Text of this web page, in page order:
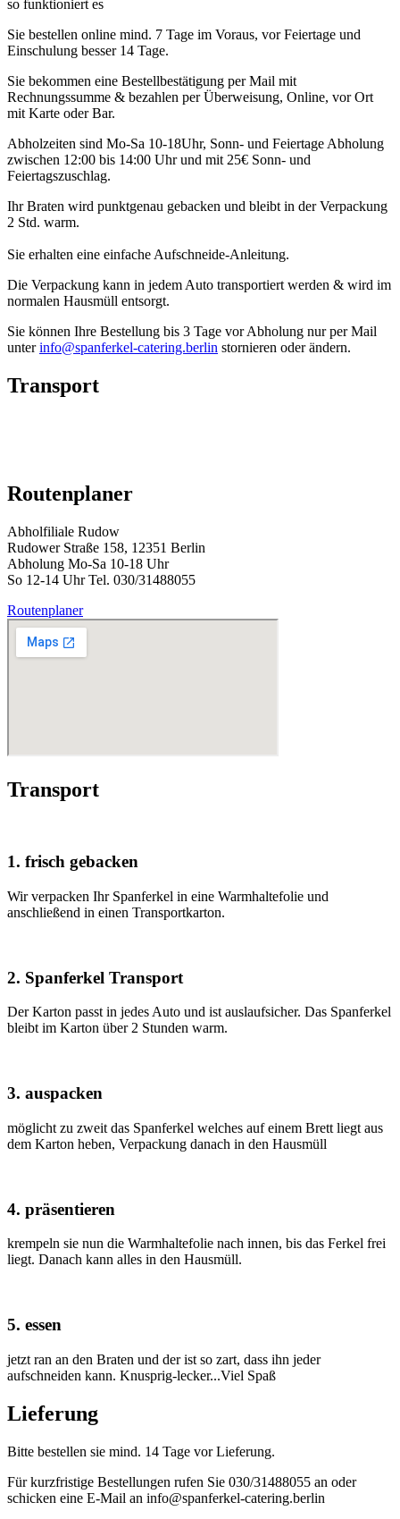
so funktioniert es
Sie bestellen online mind. 7 Tage im Voraus, vor Feiertage und
Einschulung besser 14 Tage.
Sie bekommen eine Bestellbestätigung per Mail mit
Rechnungssumme & bezahlen per Überweisung, Online, vor Ort
mit Karte oder Bar.
Abholzeiten sind Mo-Sa 10-18Uhr, Sonn- und Feiertage Abholung
zwischen 12:00 bis 14:00 Uhr und mit 25€ Sonn- und
Feiertagszuschlag.
Ihr Braten wird punktgenau gebacken und bleibt in der Verpackung
2 Std. warm.
Sie erhalten eine einfache Aufschneide-Anleitung.
Die Verpackung kann in jedem Auto transportiert werden & wird im
normalen Hausmüll entsorgt.
Sie können Ihre Bestellung bis 3 Tage vor Abholung nur per Mail
unterinfo@spanferkel-catering.berlin stornieren oder ändern.
Transport
Routenplaner
Abholfiliale Rudow
Rudower Straße 158, 12351 Berlin
Abholung Mo-Sa 10-18 Uhr
So 12-14 Uhr Tel. 030/31488055
Routenplaner
Transport
1. frisch gebacken
Wir verpacken Ihr Spanferkel in eine Warmhaltefolie und
anschließend in einen Transportkarton.
2. Spanferkel Transport
Der Karton passt in jedes Auto und ist auslaufsicher. Das Spanferkel
bleibt im Karton über 2 Stunden warm.
3. auspacken
möglicht zu zweit das Spanferkel welches auf einem Brett liegt aus
dem Karton heben, Verpackung danach in den Hausmüll
4. präsentieren
krempeln sie nun die Warmhaltefolie nach innen, bis das Ferkel frei
liegt. Danach kann alles in den Hausmüll.
5. essen
jetzt ran an den Braten und der ist so zart, dass ihn jeder
aufschneiden kann. Knusprig-lecker...Viel Spaß
Lieferung
Bitte bestellen sie mind. 14 Tage vor Lieferung.
Für kurzfristige Bestellungen rufen Sie 030/31488055 an oder
schicken eine E-Mail an info@spanferkel-catering.berlin